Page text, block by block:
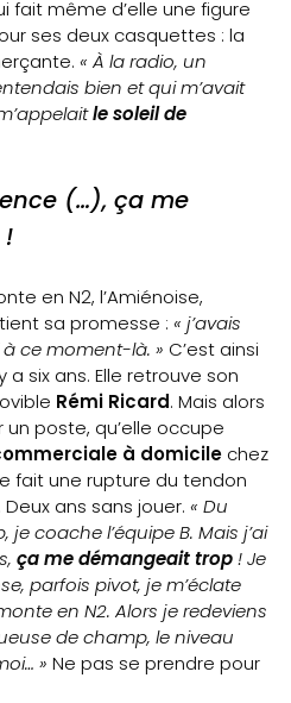
fait même d’elle une figure
ses deux casquettes : la
« À la radio, un
bien et qui m’avait
le soleil de
(…), ça me
!
en N2, l’Amiénoise,
sa promesse :« j’avais
ce moment-là. » C’est ainsi
a six ans. Elle retrouve son
Rémi Ricard. Mais alors
poste, qu’elle occupe
à domicile chez
fait une rupture du tendon
Deux ans sans jouer.« Du
je coache l’équipe B. Mais j’ai
ça me démangeait trop! Je
parfois pivot, je m’éclate
en N2. Alors je redeviens
de champ, le niveau
» Ne pas se prendre pour